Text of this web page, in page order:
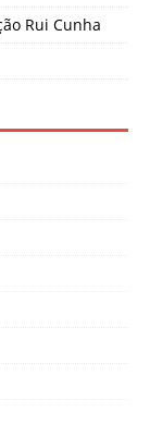
Rui Cunha